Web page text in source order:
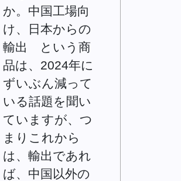
か。中国工場向
け、日本からの
輸出 という商
品は、2024年に
ずいぶん減って
いる話題を聞い
ていますが、つ
まりこれから
は、輸出であれ
ば、中国以外の